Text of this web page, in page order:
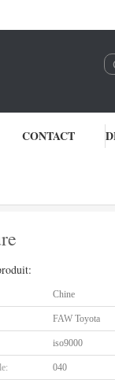
CONTACT
Chine
FAW Toyota
iso9000
040